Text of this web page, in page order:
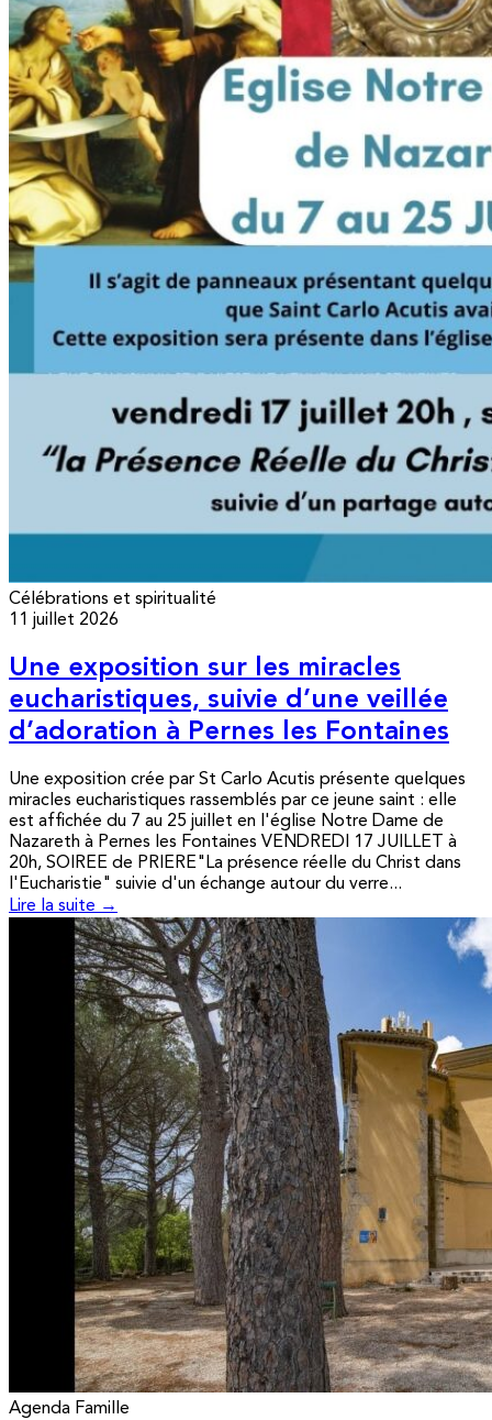
Célébrations et spiritualité
11 juillet 2026
Une exposition sur les miracles
eucharistiques, suivie d’une veillée
d’adoration à Pernes les Fontaines
Une exposition crée par St Carlo Acutis présente quelques
miracles eucharistiques rassemblés par ce jeune saint : elle
est affichée du 7 au 25 juillet en l'église Notre Dame de
Nazareth à Pernes les Fontaines VENDREDI 17 JUILLET à
20h, SOIREE de PRIERE"La présence réelle du Christ dans
l'Eucharistie" suivie d'un échange autour du verre...
Lire la suite →
Agenda Famille